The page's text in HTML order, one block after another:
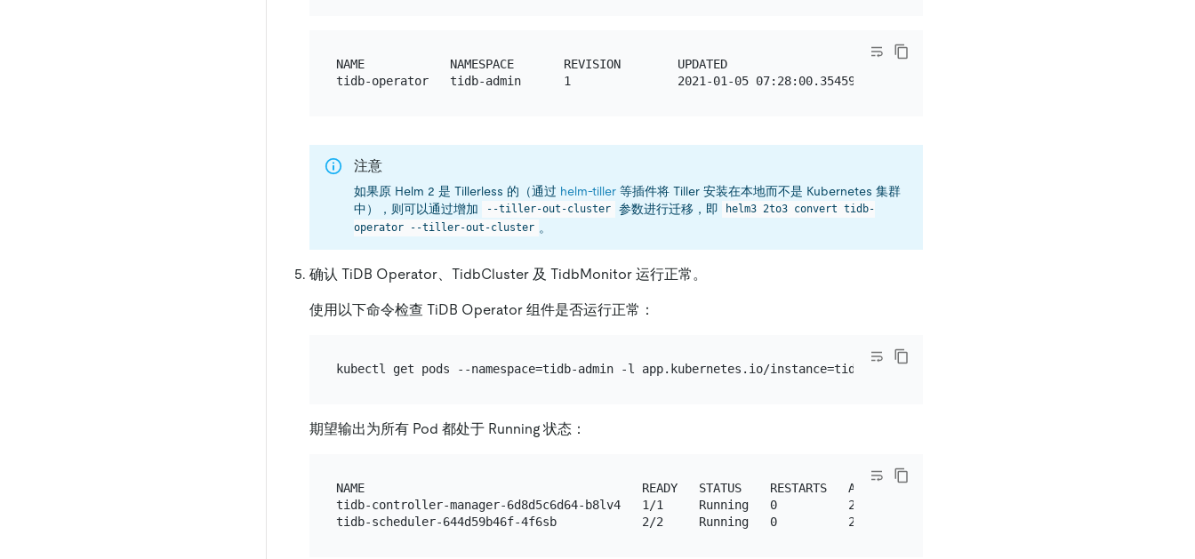
NAME            NAMESPACE       REVISION        UPDATED                                 STATUS          CHART
注意
如果原 Helm 2 是 Tillerless 的（通过 helm-tiller 等插件将 Tiller 安装在本地而不是 Kubernetes 集群
中），则可以通过增加
--tiller-out-cluster 参数进行迁移，即
helm3 2to3 convert tidb-
operator --tiller-out-cluster 。
确认 TiDB Operator、TidbCluster 及 TidbMonitor 运行正常。
使用以下命令检查 TiDB Operator 组件是否运行正常：
期望输出为所有 Pod 都处于 Running 状态：
NAME                                       READY   STATUS    RESTARTS   AGE
tidb-controller-manager-6d8d5c6d64-b8lv4   1/1     Running   0          2m22s